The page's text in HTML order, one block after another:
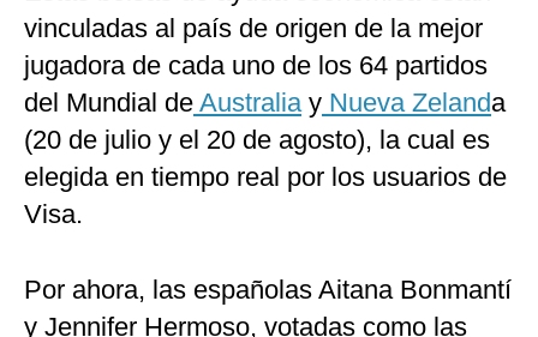
vinculadas al país de origen de la mejor
jugadora de cada uno de los 64 partidos
del Mundial de Australiay Nueva Zelanda
(20 de julio y el 20 de agosto), la cual es
elegida en tiempo real por los usuarios de
Visa.
Por ahora, las españolas Aitana Bonmantí
y Jennifer Hermoso, votadas como las